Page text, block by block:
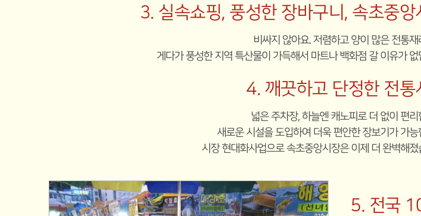
3. 실속쇼핑, 풍성한 장바구니, 속초중앙
비싸지 않아요. 저렴하고 양이 많은 전통재
게다가 풍성한 지역 특산물이 가득해서 마트나 백화점 갈 이유가 없
4. 깨끗하고 단정한 전통
넓은 주차장, 하늘엔 캐노피로 더 없이 편리
새로운 시설을 도입하여 더욱 편안한 장보기가 가능
시장 현대화사업으로 속초중앙시장은 이제 더 완벽해졌
5. 전국